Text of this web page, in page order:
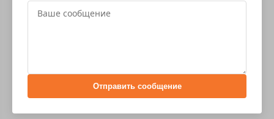
Отправить сообщение